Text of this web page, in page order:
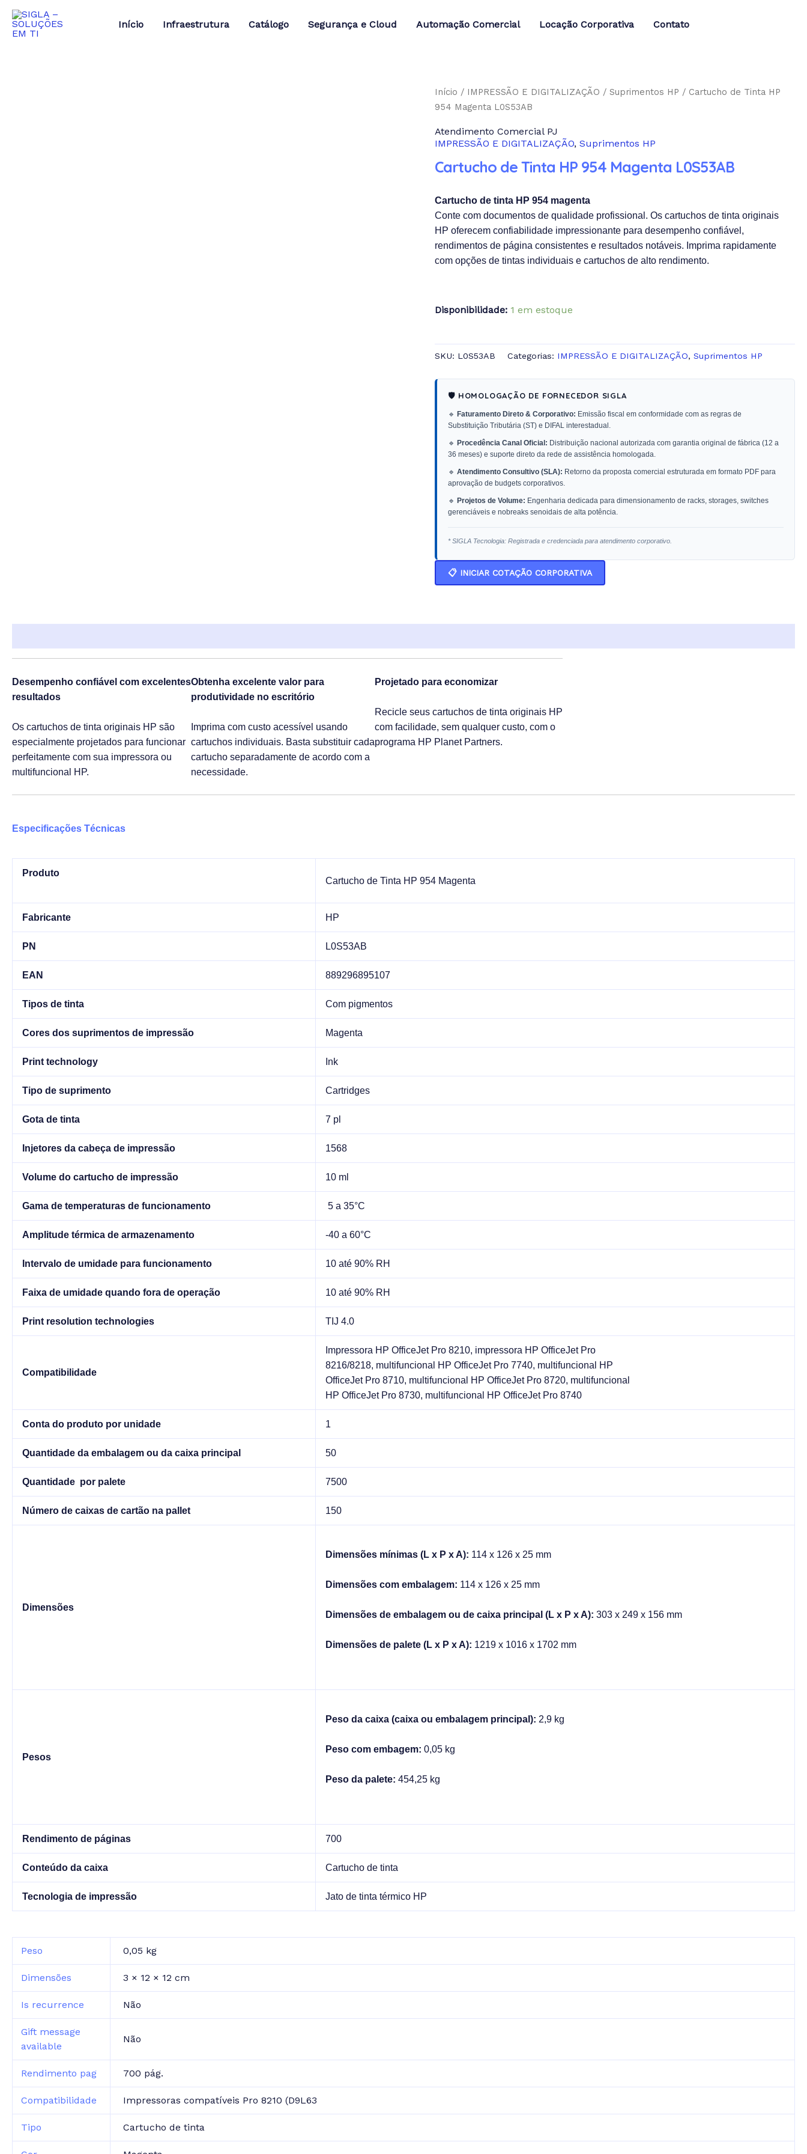
para
Início Infraestrutura Catálogo Segurança e Cloud Automação Comercial Locação Corporativa Contato
Início / IMPRESSÃO E DIGITALIZAÇÃO /Suprimentos HP / Cartucho de Tinta HP
954 Magenta L0S53AB
Atendimento Comercial PJ
IMPRESSÃO E DIGITALIZAÇÃO,Suprimentos HP
Cartucho de Tinta HP 954 Magenta L0S53AB
Cartucho de tinta HP 954 magenta
Conte com documentos de qualidade profissional. Os cartuchos detinta originais
HP oferecem confiabilidade impressionante paradesempenho confiável,
rendimentos de página consistentes e resultados notáveis. Imprima rapidamente
com opções de tintas individuais e cartuchos de alto rendimento.
Disponibilidade: 1 em estoque
Cartucho
de
HP
Magenta
quantidade
SKU: L0S53AB Categorias: IMPRESSÃO E DIGITALIZAÇÃO,Suprimentos HP
🛡️ HOMOLOGAÇÃO DE FORNECEDOR SIGLA
🔹 Faturamento Direto & Corporativo: Emissão fiscal em conformidade com as regras de
Substituição Tributária (ST) e DIFAL interestadual.
🔹 Procedência Canal Oficial: Distribuição nacional autorizada com garantia original de fábrica (12 a
36 meses) e suporte direto da rede de assistência homologada.
🔹Atendimento Consultivo (SLA): Retorno da proposta comercial estruturada em formato PDF para
aprovação de budgets corporativos.
🔹 Projetos de Volume: Engenharia dedicada para dimensionamento de racks, storages, switches
gerenciáveis e nobreaks senoidais de alta potência.
* SIGLA Tecnologia: Registrada e credenciada para atendimento corporativo.
📋 INICIAR COTAÇÃO CORPORATIVA
Desempenho confiável com excelentes
resultados
Os cartuchos de tinta originais HP são
especialmente projetados para funcionar
perfeitamente com sua impressora ou
multifuncional HP.
Obtenha excelente valor para
produtividade no escritório
Imprima com custo acessível usando
cartuchos individuais. Basta substituir cada
cartucho separadamente de acordo com a
necessidade.
Projetado para economizar
Recicle seus cartuchos de tinta originais HP
com facilidade, sem qualquer custo, com o
programa HP Planet Partners.
Especificações Técnicas
Produto
Cartucho de Tinta HP 954 Magenta
Fabricante HP
PN L0S53AB
EAN 889296895107
Tipos de tinta Com pigmentos
Cores dos suprimentos de impressão Magenta
Print technology Ink
Tipo de suprimento Cartridges
Gota de tinta 7 pl
Injetores da cabeça de impressão 1568
Volume do cartucho de impressão 10 ml
Gama de temperaturas de funcionamento 5 a 35°C
Amplitude térmica de armazenamento -40 a 60°C
Intervalo de umidade para funcionamento 10 até 90% RH
Faixa de umidade quando fora de operação 10 até 90% RH
Print resolution technologies TIJ 4.0
Compatibilidade
Impressora HP OfficeJet Pro 8210, impressora HP OfficeJet Pro
8216/8218, multifuncional HP OfficeJet Pro 7740, multifuncional HP
OfficeJet Pro 8710, multifuncional HP OfficeJet Pro 8720, multifuncional
HP OfficeJet Pro 8730, multifuncional HP OfficeJet Pro 8740
Conta do produto por unidade 1
Quantidade da embalagem ou da caixa principal 50
Quantidade por palete 7500
Número de caixas de cartão na pallet 150
Dimensões
Dimensões mínimas (L x P x A): 114 x 126 x 25 mm
Dimensões com embalagem: 114 x 126 x 25 mm
Dimensões de embalagem ou de caixa principal (L x P x A): 303 x 249 x 156 mm
Dimensões de palete (L x P x A): 1219 x 1016 x 1702 mm
Pesos
Peso da caixa (caixa ou embalagem principal): 2,9 kg
Peso com embagem: 0,05 kg
Peso da palete: 454,25 kg
Rendimento de páginas 700
Conteúdo da caixa Cartucho de tinta
Tecnologia de impressão Jato de tinta térmico HP
Peso 0,05 kg
Dimensões 3 × 12 × 12 cm
Is recurrence Não
Gift message
available
Não
Rendimento pag 700 pág.
Compatibilidade Impressoras compatíveis Pro 8210 (D9L63
Tipo Cartucho de tinta